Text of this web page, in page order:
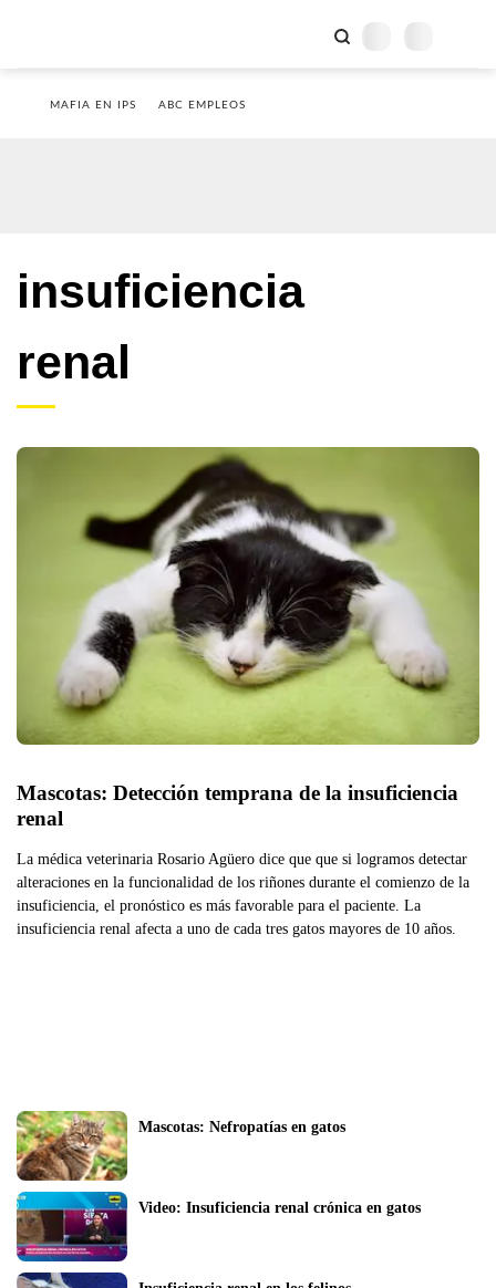
MAFIA EN IPS ABC EMPLEOS
insuficiencia
renal
Mascotas: Detección temprana de la insuficiencia
renal
La médica veterinaria Rosario Agüero dice que que si logramos detectar
alteraciones en la funcionalidad de los riñones durante el comienzo de la
insuficiencia, el pronóstico es más favorable para el paciente. La
insuficiencia renal afecta a uno de cada tres gatos mayores de 10 años.
Video: Insuficiencia renal crónica en gatos